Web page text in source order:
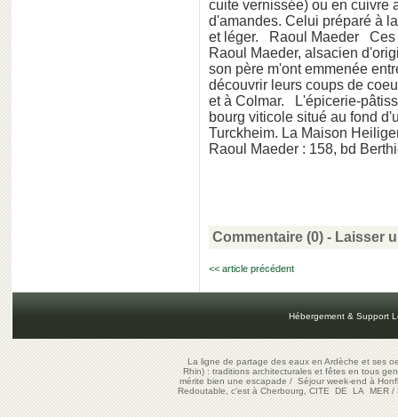
cuite vernissée) ou en cuivre
d'amandes. Celui préparé à
et léger. Raoul Maeder Ces
Raoul Maeder, alsacien
son père m'ont emmenée
découvrir leurs coups de
et à Colmar. L'épicerie-
bourg viticole situé au fond
Turckheim. La Maison
Raoul Maeder : 158, bd
Commentaire (0) - Laisser
<< article précédent
Hébergement & Support
La ligne de partage des eaux en Ardèche et ses
Rhin) : traditions architecturales et fêtes en tous
mérite bien une escapade/Séjour week-end à
Redoutable, c'est à Cherbourg, CITE DE LA MER/